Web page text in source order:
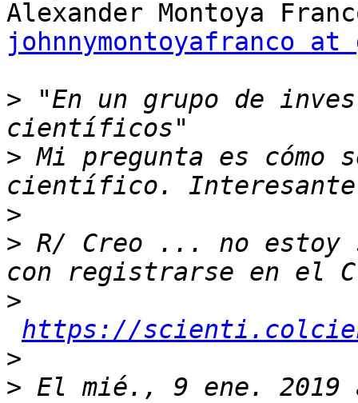
johnnymontoyafranco at
> "En un grupo de
> Mi pregunta es cómo
>
> R/ Creo ... no estoy
>
https://
>
> El mié., 9 ene. 2019